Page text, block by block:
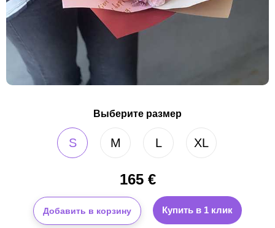
Выберите размер
S M L XL
165€
Добавить в корзину Купить в 1 клик